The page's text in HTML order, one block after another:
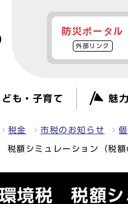
防災ポータル
外部リンク
ども・子育て 魅
税金 市税のお知らせ
額シミュレーション（税額
境税 税額シ